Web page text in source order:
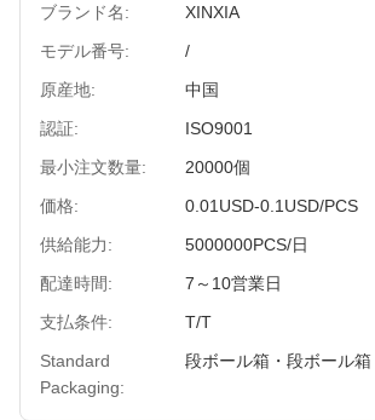
ブランド名:
XINXIA
モデル番号:
/
原産地:
中国
認証:
ISO9001
最小注文数量:
20000個
価格:
0.01USD-0.1USD/PCS
供給能力:
5000000PCS/日
配達時間:
7～10営業日
支払条件:
T/T
Standard
Packaging:
段ボール箱・段ボール箱